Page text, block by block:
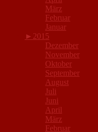
März
Februar
Januar
► 2015
Dezember
November
Oktober
September
August
Juli
Juni
April
März
Februar